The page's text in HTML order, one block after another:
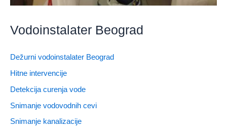
Vodoinstalater Beograd
Dežurni vodoinstalater Beograd
Hitne intervencije
Detekcija curenja vode
Snimanje vodovodnih cevi
Snimanje kanalizacije